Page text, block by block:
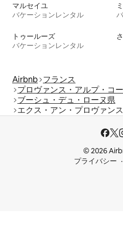
マルセイユ
バケーションレンタル
トゥールーズ
バケーションレンタル
Airbnb フランス
プロヴァンス・アルプ・コ
ブーシュ・デュ・ローヌ県
エクス・アン・プロヴァンス
© 2026
プライバシー